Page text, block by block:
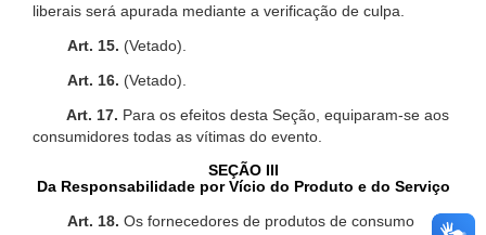
liberais será apurada mediante a verificação de culpa.
Art. 15. (Vetado).
Art. 16. (Vetado).
Art. 17. Para os efeitos desta Seção, equiparam-se aos
consumidores todas as vítimas do evento.
SEÇÃO III
Da Responsabilidade por Vício do Produto e do Serviço
Art. 18. Os fornecedores de produtos de consumo